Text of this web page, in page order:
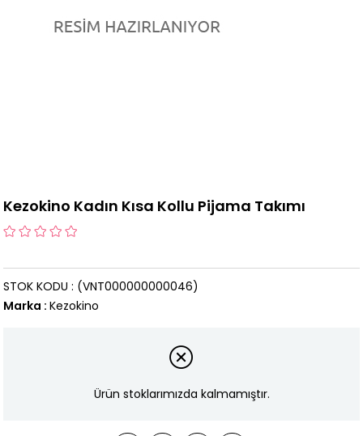
Kezokino Kadın Kısa Kollu Pijama Takımı
(VNT000000000046)
STOK KODU
Marka : Kezokino
Ürün stoklarımızda kalmamıştır.